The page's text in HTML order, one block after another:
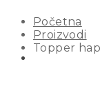
Početna
Proizvodi
Topper